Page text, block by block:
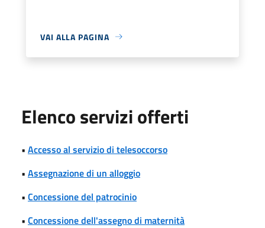
VAI ALLA PAGINA
Elenco servizi offerti
• Accesso al servizio di telesoccorso
• Assegnazione di un alloggio
• Concessione del patrocinio
• Concessione dell'assegno di maternità